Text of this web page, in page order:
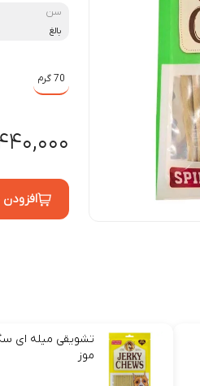
سن
بالغ
70 گرم
۴۴۰,۰۰۰
تشویقی میله ای
موز